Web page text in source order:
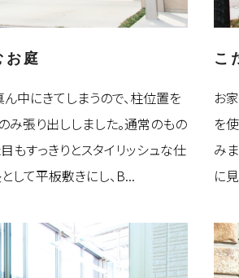
お庭
中にきてしまうので、柱位置を
み張り出ししました。通常のもの
もすっきりとスタイリッシュな仕
して平板敷きにし、B...
こ
お
を
み
に